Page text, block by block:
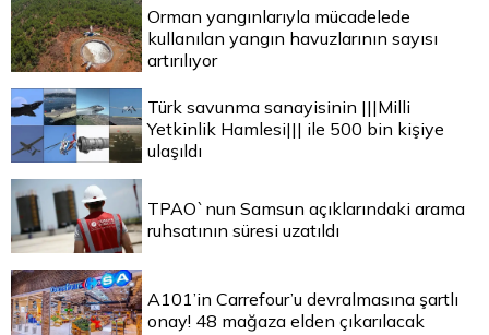
Orman yangınlarıyla mücadelede
kullanılan yangın havuzlarının sayısı
artırılıyor
Türk savunma sanayisinin |||Milli
Yetkinlik Hamlesi||| ile 500 bin kişiye
ulaşıldı
TPAO`nun Samsun açıklarındaki arama
ruhsatının süresi uzatıldı
A101’in Carrefour’u devralmasına şartlı
onay! 48 mağaza elden çıkarılacak